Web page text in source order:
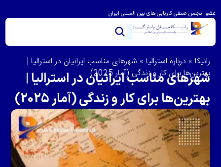
عضو انجمن صنفی کاریابی های بین المللی ایران
رانیکا » درباره استرالیا » شهرهای مناسب ایرانیان در استرالیا |
بهترین‌ها برای کار و زندگی (آمار 2025)
شهرهای مناسب ایرانیان در استرالیا |
بهترین‌ها برای کار و زندگی (آمار 2025)